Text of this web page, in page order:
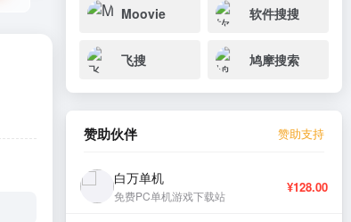
Moovie 软件搜搜
飞搜 鸠摩搜索
赞助伙伴 赞助支持
白万单机
免费PC单机游戏下载站
¥128.00